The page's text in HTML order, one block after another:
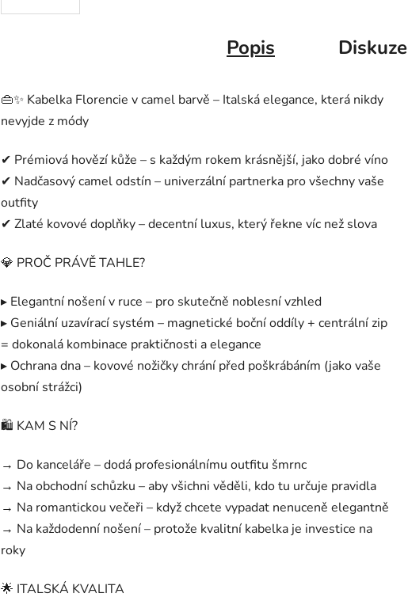
Popis Diskuze
👜✨ Kabelka Florencie v camel barvě – Italská elegance, která nikdy
nevyjde z módy
✔ Prémiová hovězí kůže – s každým rokem krásnější, jako dobré víno
✔ Nadčasový camel odstín – univerzální partnerka pro všechny vaše
outfity
✔ Zlaté kovové doplňky – decentní luxus, který řekne víc než slova
💎 PROČ PRÁVĚ TAHLE?
▸ Elegantní nošení v ruce – pro skutečně noblesní vzhled
▸ Geniální uzavírací systém – magnetické boční oddíly + centrální zip
= dokonalá kombinace praktičnosti a elegance
▸ Ochrana dna – kovové nožičky chrání před poškrábáním (jako vaše
osobní strážci)
🛍️ KAM S NÍ?
→ Do kanceláře – dodá profesionálnímu outfitu šmrnc
→ Na obchodní schůzku – aby všichni věděli, kdo tu určuje pravidla
→ Na romantickou večeři – když chcete vypadat nenuceně elegantně
→ Na každodenní nošení – protože kvalitní kabelka je investice na
roky
🌟 ITALSKÁ KVALITA